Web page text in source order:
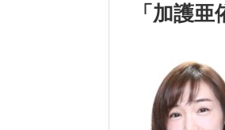
「 加護亜